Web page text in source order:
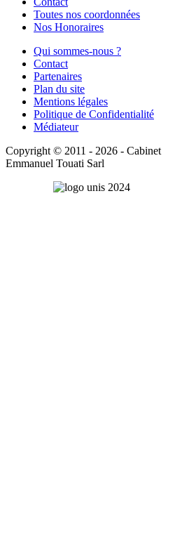
Toutes nos coordonnées
Nos Honoraires
Qui sommes-nous ?
Contact
Partenaires
Plan du site
Mentions légales
Politique de Confidentialité
Médiateur
Copyright © 2011 - 2026 - Cabinet
Emmanuel Touati Sarl